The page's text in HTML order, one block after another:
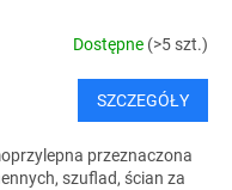
Dostępne (>5 szt.)
SZCZEGÓŁY
przeznaczona
szuflad, ścian za